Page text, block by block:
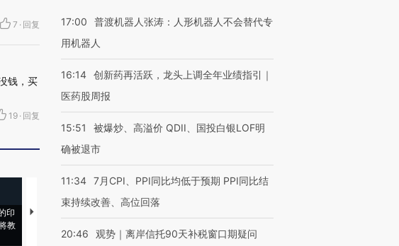
7 · 回复
钱，买
19 · 回复
印
教
视线｜“入侵”还是“人道危
飞地休达
4000人
米
17:00
普渡机器人张涛：人形机器人不会替代专
用机器人
16:14 创新药再活跃，龙头上调全年业绩指引｜
医药股周报
15:51
被爆炒、高溢价 QDII、国投白银LOF明
确被退市
11:34 7月CPI、PPI同比均低于预期 PPI同比结
束持续改善、高位回落
20:46 观势｜离岸信托90天补税窗口期疑问